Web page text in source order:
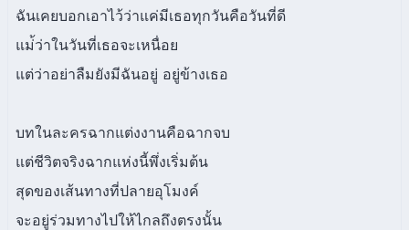
ฉันเคยบอกเอาไว้ว่าแค่มีเธอทุกวันคือวันที่ดี
แม่้ว่าในวันที่เธอจะเหนื่อย
แต่ว่าอย่าลืมยังมีฉันอยู่ อยู่ข้างเธอ
บทในละครฉากแต่งงานคือฉากจบ
แต่ชีวิตจริงฉากแห่งนี้พึ่งเริ่มต้น
สุดของเส้นทางที่ปลายอุโมงค์
จะอยู่ร่วมทางไปให้ไกลถึงตรงนั้น